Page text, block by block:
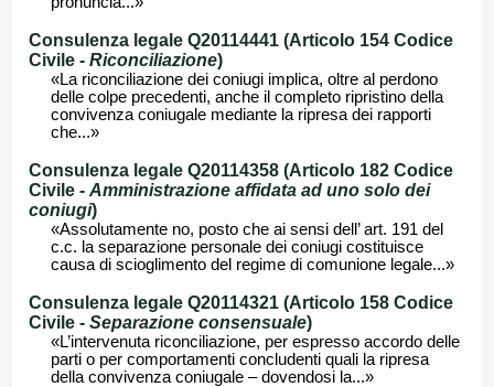
Consulenza legale Q20114441 (Articolo 154 Codice
Civile - Riconciliazione)
«La riconciliazione dei coniugi implica, oltre al perdono
delle colpe precedenti, anche il completo ripristino della
convivenza coniugale mediante la ripresa dei rapporti
che...»
Consulenza legale Q20114358 (Articolo 182 Codice
Civile - Amministrazione affidata ad uno solo dei
coniugi)
«Assolutamente no, posto che ai sensi dell’ art. 191 del
c.c. la separazione personale dei coniugi costituisce
causa di scioglimento del regime di comunione legale...»
Consulenza legale Q20114321 (Articolo 158 Codice
Civile - Separazione consensuale)
«L’intervenuta riconciliazione, per espresso accordo delle
parti o per comportamenti concludenti quali la ripresa
della convivenza coniugale – dovendosi la...»